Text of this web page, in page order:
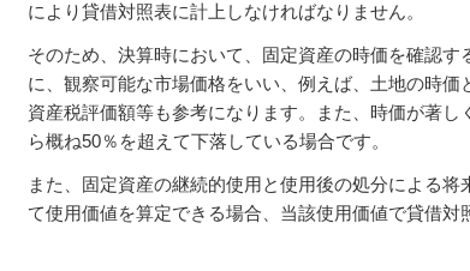
により貸借対照表に計上しなければなりません。
そのため、決算時において、固定資産の時価を確認
に、観察可能な市場価格をいい、例えば、土地の時
資産税評価額等も参考になります。また、時価が著
ら概ね50％を超えて下落している場合です。
また、固定資産の継続的使用と使用後の処分による
て使用価値を算定できる場合、当該使用価値で貸借対